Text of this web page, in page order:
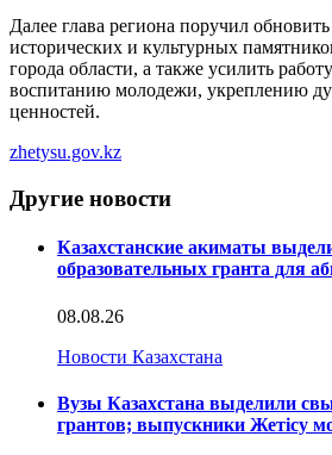
Далее глава региона поручил
исторических и культурных
города области, а также усилить
воспитанию молодежи, укреплению
ценностей.
zhetysu.gov.kz
Другие новости
Казахстанские акиматы
образовательных гранта для
08.08.26
Новости Казахстана
Вузы Казахстана выделили
грантов; выпускники Жетісу